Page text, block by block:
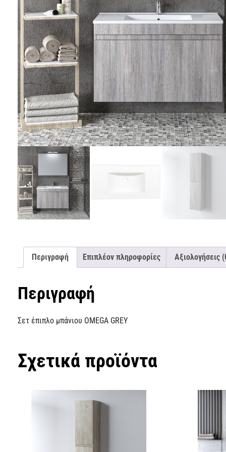
Περιγραφή Επιπλέον πληροφορίες Αξιολογήσεις
Περιγραφή
Σετ έπιπλο μπάνιου OMEGA GREY
Σχετικά προϊόντα